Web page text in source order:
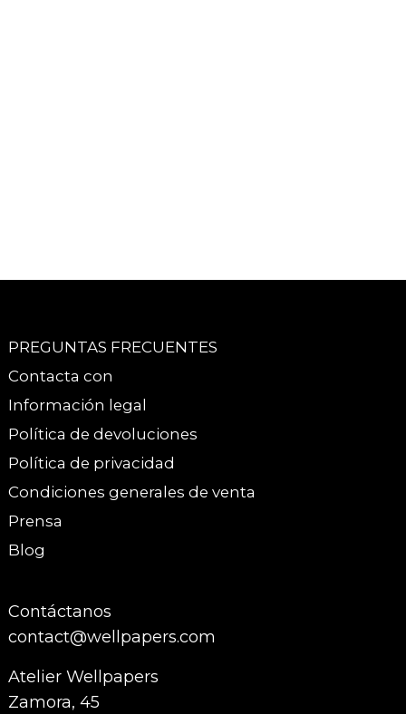
PREGUNTAS FRECUENTES
Contacta con
Información legal
Política de devoluciones
Política de privacidad
Condiciones generales de venta
Prensa
Blog
Contáctanos
contact@wellpapers.com
Atelier Wellpapers
Zamora, 45